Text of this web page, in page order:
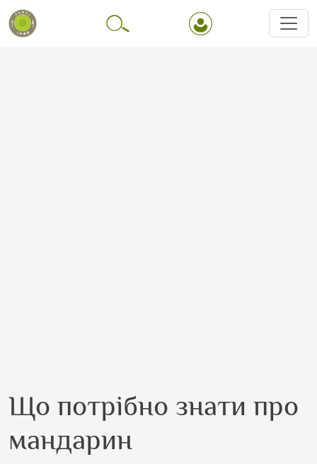
Що потрібно знати про
мандарин